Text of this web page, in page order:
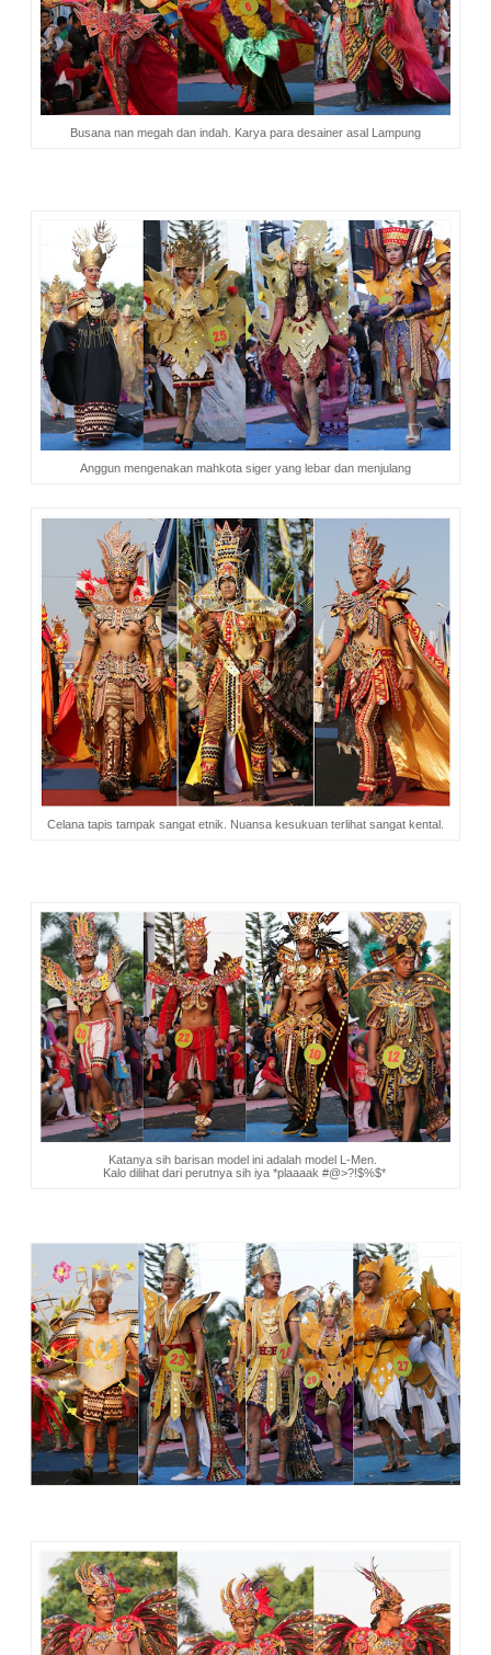
Busana nan megah dan indah. Karya para desainer asal Lampung
Anggun mengenakan mahkota siger yang lebar dan menjulang
Celana tapis tampak sangat etnik. Nuansa kesukuan terlihat sangat kental.
Katanya sih barisan model ini adalah model L-Men.
Kalo dilihat dari perutnya sih iya *plaaaak #@>?!$%$*